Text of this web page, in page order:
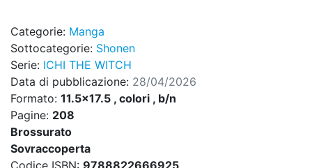
Categorie: Manga
Sottocategorie: Shonen
Serie: ICHI THE WITCH
Data di pubblicazione: 28/04/2026
Formato: 11.5x17.5 , colori , b/n
Pagine: 208
Brossurato
Sovraccoperta